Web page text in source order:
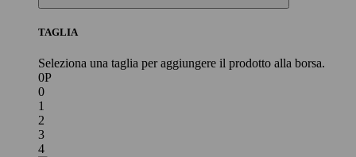
TAGLIA
Seleziona una taglia per aggiungere il prodotto alla borsa.
0P
0
1
2
3
4